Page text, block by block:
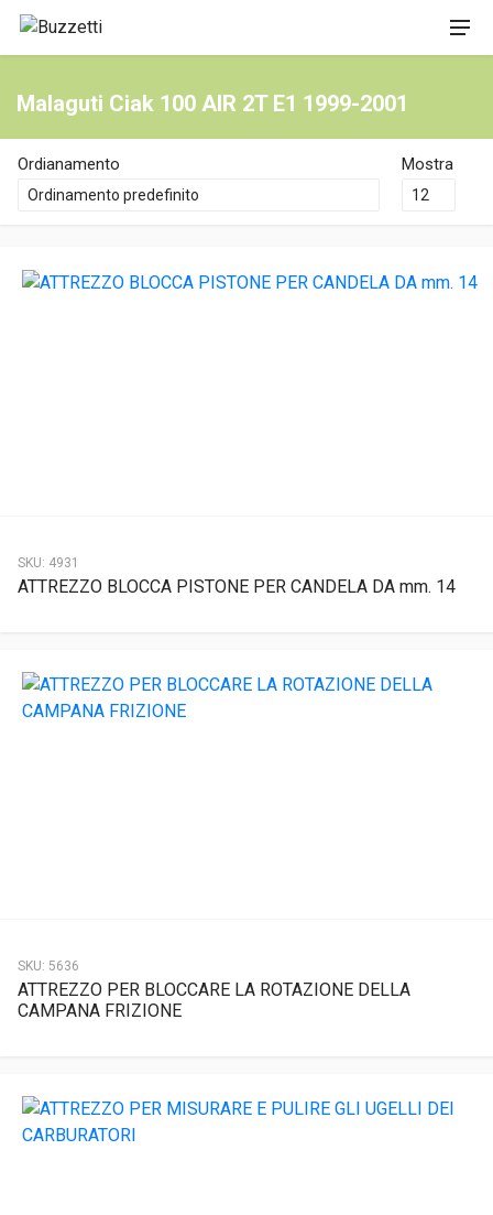
Malaguti Ciak 100 AIR 2T E1 1999-2001
Ordianamento Mostra
SKU: 4931
ATTREZZO BLOCCA PISTONE PER CANDELA DA mm. 14
SKU: 5636
ATTREZZO PER BLOCCARE LA ROTAZIONE DELLA
CAMPANA FRIZIONE